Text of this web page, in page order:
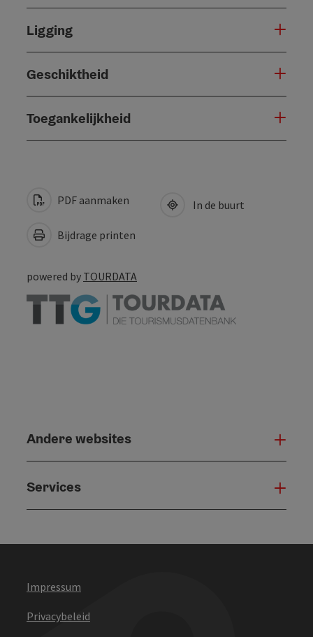
Ligging
Geschiktheid
Toegankelijkheid
PDF aanmaken
Bijdrage printen
In de buurt
powered by TOURDATA
Andere websites
Services
Impressum
Privacybeleid